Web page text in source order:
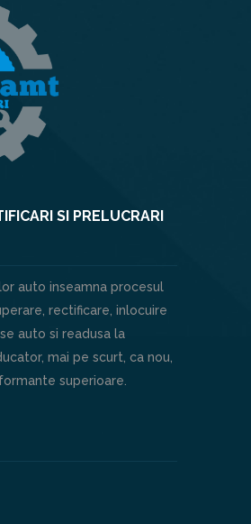
SI PRELUCRARI
auto inseamna procesul
rectificare, inlocuire
auto si readusa la
mai pe scurt, ca nou,
superioare.